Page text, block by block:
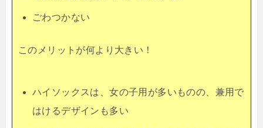
ごわつかない
このメリットが何より大きい！
ハイソックスは、女の子用が多いものの、兼用で
はけるデザインも多い